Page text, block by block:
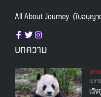
All About Journey (ใบอนุญ
บทความ
สถา
เมษ
เฉิ